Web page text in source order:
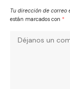
Tu dirección de correo
están marcados con *